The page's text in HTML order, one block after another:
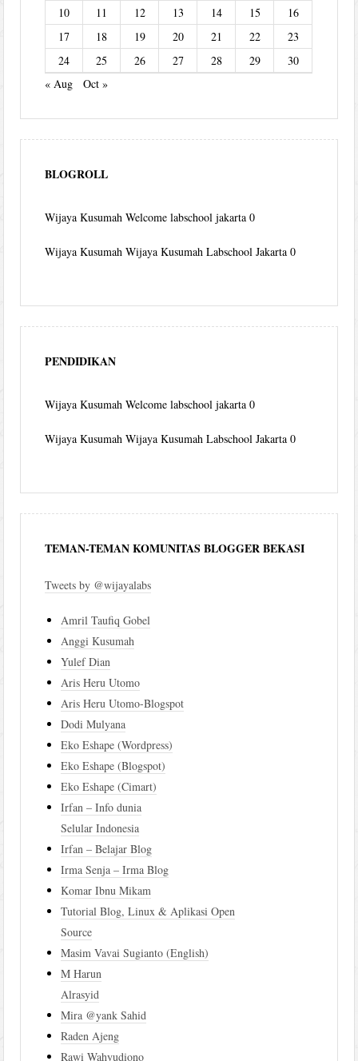
10
11 12 13 14 15
16
17
18 19 20 21 22
23
24
25 26 27 28 29
30
« Aug
Oct »
BLOGROLL
Wijaya Kusumah Welcome labschool jakarta 0
Wijaya Kusumah Wijaya Kusumah Labschool Jakarta 0
PENDIDIKAN
Wijaya Kusumah Welcome labschool jakarta 0
Wijaya Kusumah Wijaya Kusumah Labschool Jakarta 0
TEMAN-TEMAN KOMUNITAS BLOGGER BEKASI
Tweets by @wijayalabs
Amril Taufiq Gobel
Anggi Kusumah
Yulef Dian
Aris Heru Utomo
Aris Heru Utomo-Blogspot
Dodi Mulyana
Eko Eshape (Wordpress)
Eko Eshape (Blogspot)
Eko Eshape (Cimart)
Irfan – Info dunia
Selular Indonesia
Irfan – Belajar Blog
Irma Senja – Irma Blog
Komar Ibnu Mikam
Tutorial Blog, Linux & Aplikasi Open
Source
Masim Vavai Sugianto (English)
M Harun
Alrasyid
Mira @yank Sahid
Raden Ajeng
Rawi Wahyudiono